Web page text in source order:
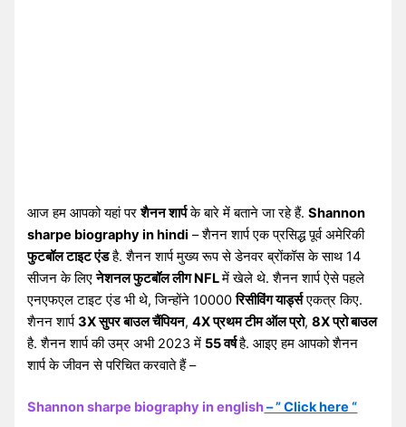
आज हम आपको यहां परशैनन शार्पके बारे में बताने जा रहे हैं.Shannon
sharpe biography in hindi – शैनन शार्प एक प्रसिद्ध पूर्व अमेरिकी
फुटबॉल टाइट एंडहै. शैनन शार्प मुख्य रूप से डेनवर ब्रोंकॉस के साथ 14
सीजन के लिएनेशनल फुटबॉल लीग NFLमें खेले थे. शैनन शार्प ऐसे पहले
एनएफएल टाइट एंड भी थे, जिन्होंने 10000रिसीविंग यार्ड्सएकत्र किए.
शैनन शार्प3X सुपर बाउल चैंपियन,4X प्रथम टीम ऑल प्रो,8X प्रो बाउल
है. शैनन शार्प की उम्र अभी 2023 में 55 वर्षहै. आइए हम आपको शैनन
शार्प के जीवन से परिचित करवाते हैं –
Shannon sharpe biography in english– ” Click here “